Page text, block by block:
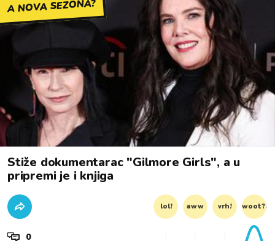
A NOVA SEZONA?
Stiže dokumentarac "Gilmore Girls", a u
pripremi je i knjiga
lol! aww vrh! woot?!
0